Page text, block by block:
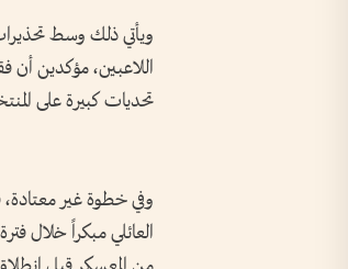
ويأتي ذلك وسط
اللاعبين، مؤكدين أن
تحديات كبيرة على
وفي خطوة غير معتادة،